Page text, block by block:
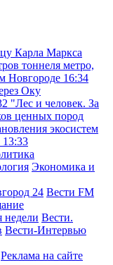
Карла Маркса
тоннеля метро,
Новгороде 16:34
Оку
"Лес и человек. За
ценных пород
экосистем
13:33
Экономика и
24 Вести FM
недели Вести.
Вести-Интервью
Реклама на сайте